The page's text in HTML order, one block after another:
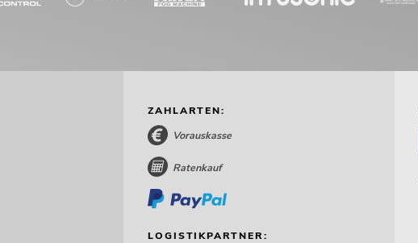
ZAHLARTEN:
Vorauskasse
Ratenkauf
LOGISTIKPARTNER: